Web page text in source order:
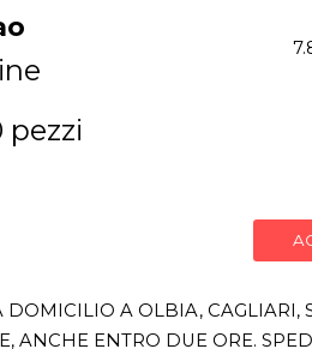
pezzi
A OLBIA, CAGLIARI,
ANCHE ENTRO DUE ORE.